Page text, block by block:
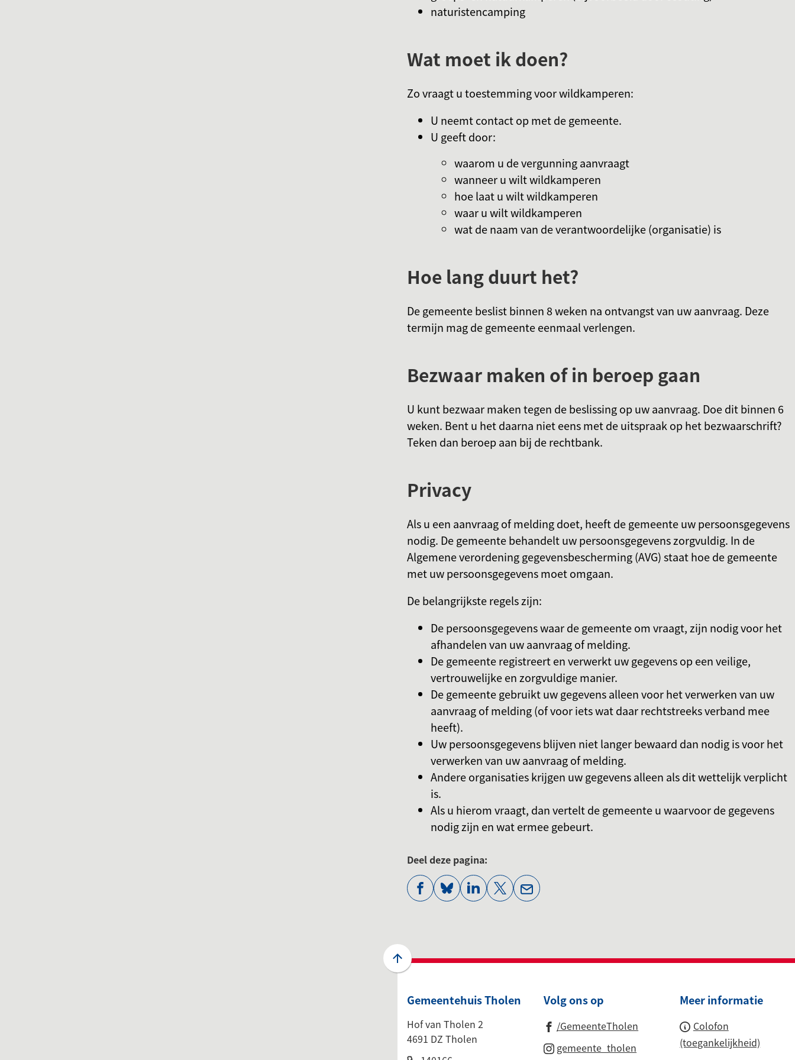
naturistencamping
Wat moet ik doen?
Zo vraagt u toestemming voor wildkamperen:
U neemt contact op met de gemeente.
U geeft door:
waarom u de vergunning aanvraagt
wanneer u wilt wildkamperen
hoe laat u wilt wildkamperen
waar u wilt wildkamperen
wat de naam van de verantwoordelijke (organisatie) is
Hoe lang duurt het?
De gemeente beslist binnen 8 weken na ontvangst van uw aanvraag. Deze
termijn mag de gemeente eenmaal verlengen.
Bezwaar maken of in beroep gaan
U kunt bezwaar maken tegen de beslissing op uw aanvraag. Doe dit binnen 6
weken. Bent u het daarna niet eens met de uitspraak op het bezwaarschrift?
Teken dan beroep aan bij de rechtbank.
Privacy
Als u een aanvraag of melding doet, heeft de gemeente uw persoonsgegevens
nodig. De gemeente behandelt uw persoonsgegevens zorgvuldig. In de
Algemene verordening gegevensbescherming (AVG) staat hoe de gemeente
met uw persoonsgegevens moet omgaan.
De belangrijkste regels zijn:
De persoonsgegevens waar de gemeente om vraagt, zijn nodig voor het
afhandelen van uw aanvraag of melding.
De gemeente registreert en verwerkt uw gegevens op een veilige,
vertrouwelijke en zorgvuldige manier.
De gemeente gebruikt uw gegevens alleen voor het verwerken van uw
aanvraag of melding (of voor iets wat daar rechtstreeks verband mee
heeft).
Uw persoonsgegevens blijven niet langer bewaard dan nodig is voor het
verwerken van uw aanvraag of melding.
Andere organisaties krijgen uw gegevens alleen als dit wettelijk verplicht
is.
Als u hierom vraagt, dan vertelt de gemeente u waarvoor de gegevens
nodig zijn en wat ermee gebeurt.
Deel deze pagina:
(Verwijst
website)
(Verwijst
website)
(Verwijst
website)
(Verwijst
website)
(Verwijst
mailadres)
Scroll
boven
naar
het
begin
van
Gemeentehuis Tholen
Hof van Tholen 2
4691 DZ Tholen
Volg ons op
/GemeenteTholen (Verwijst
gemeente_tholen
Meer informatie
Colofon
(toegankelijkheid)